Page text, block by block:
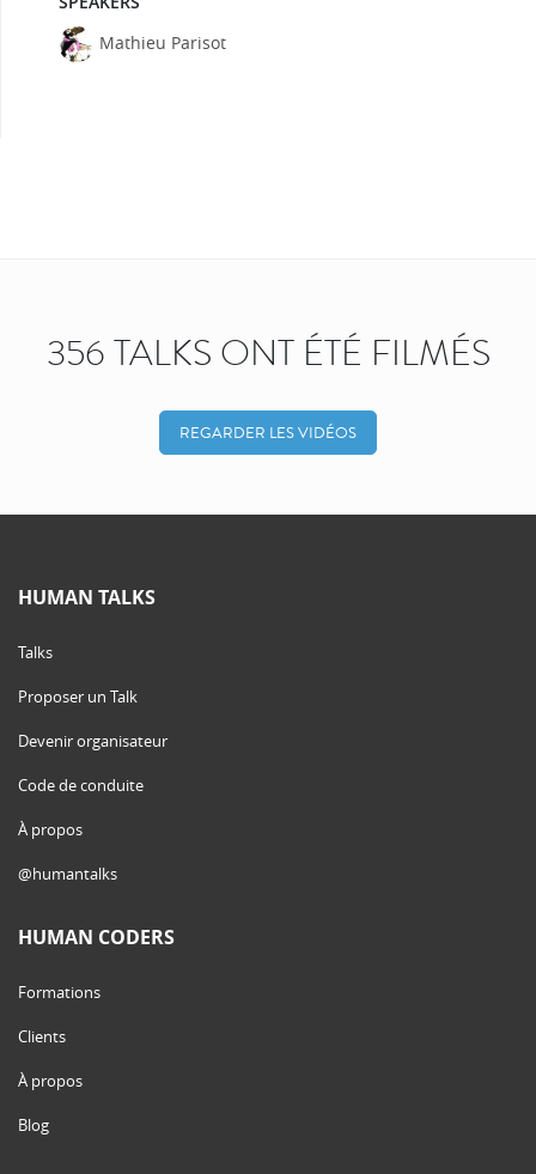
Mathieu Parisot
356 TALKS ONT ÉTÉ FILMÉS
REGARDER LES VIDÉOS
HUMAN TALKS
Talks
Proposer un Talk
Devenir organisateur
Code de conduite
À propos
@humantalks
HUMAN CODERS
Formations
Clients
À propos
Blog